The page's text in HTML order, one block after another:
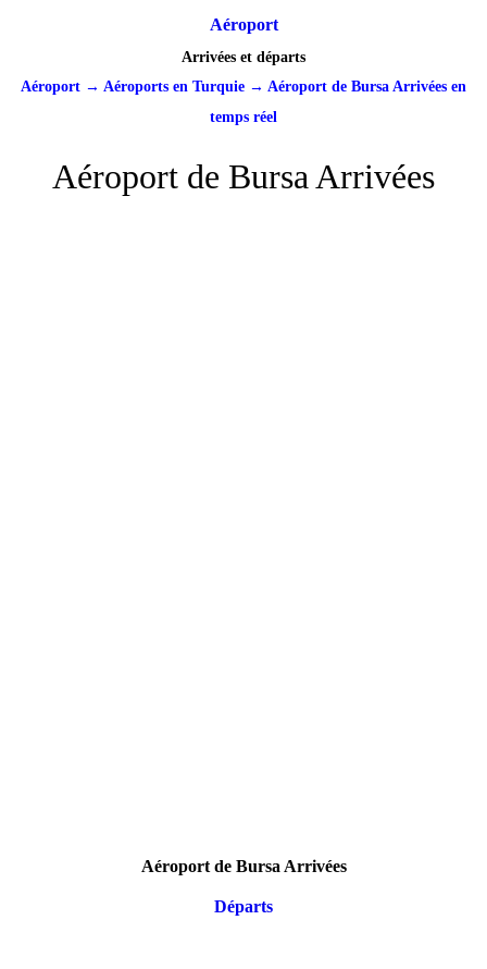
Aéroport
Arrivées et départs
Aéroport → Aéroports en Turquie → Aéroport de Bursa Arrivées en
temps réel
Aéroport de Bursa Arrivées
Aéroport de Bursa Arrivées
Départs